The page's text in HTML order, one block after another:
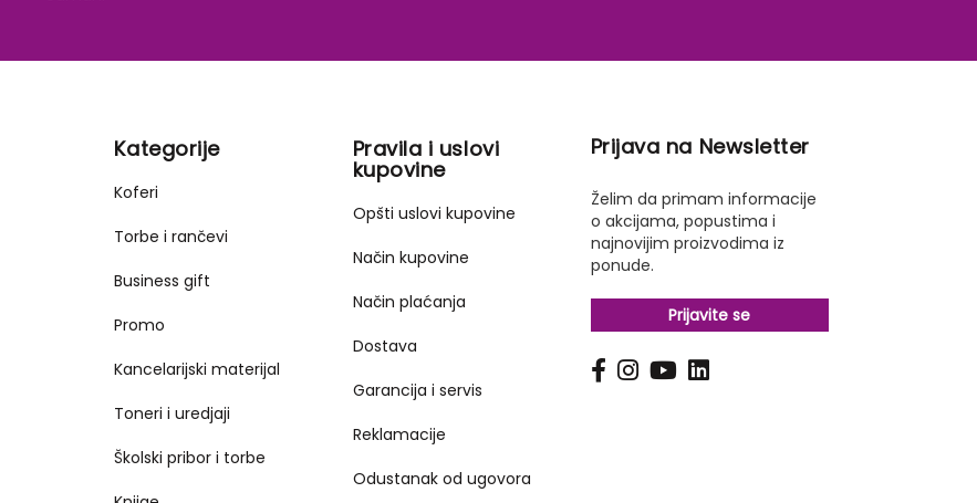
Kategorije
Koferi
Torbe i rančevi
Business gift
Promo
Kancelarijski materijal
Toneri i uredjaji
Školski pribor i torbe
Pravila i uslovi
kupovine
Opšti uslovi kupovine
Način kupovine
Način plaćanja
Dostava
Garancija i servis
Reklamacije
Odustanak od ugovora
Prijava na Newsletter
Želim da primam informacije
o akcijama, popustima i
najnovijim proizvodima iz
ponude.
Prijavite se